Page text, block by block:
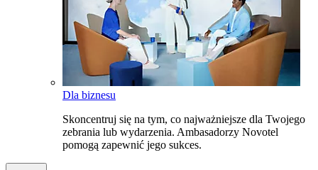
Dla biznesu
Skoncentruj się na tym, co najważniejsze dla Twojego
zebrania lub wydarzenia. Ambasadorzy Novotel
pomogą zapewnić jego sukces.